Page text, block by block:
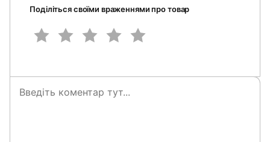
Поділіться своїми враженнями про товар